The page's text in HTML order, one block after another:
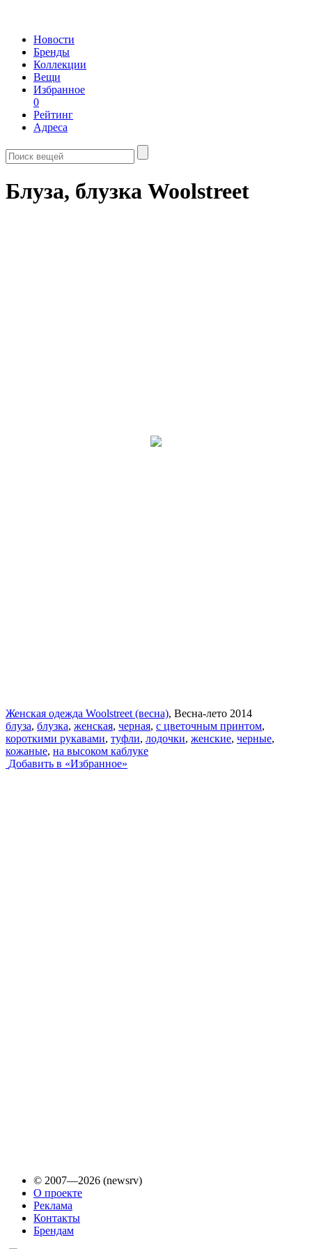
Новости
Бренды
Коллекции
Вещи
Избранное
0
Рейтинг
Адреса
Блуза, блузка Woolstreet
Женская одежда Woolstreet (весна), Весна-лето 2014
блуза, блузка, женская, черная, с цветочным принтом,
короткими рукавами, туфли, лодочки, женские, черные,
кожаные, на высоком каблуке
Добавить в «Избранное»
© 2007—2026 (newsrv)
О проекте
Реклама
Контакты
Брендам